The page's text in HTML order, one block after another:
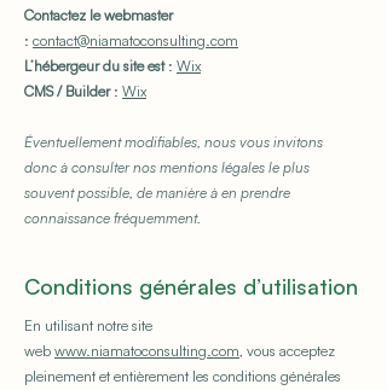
Contactez le webmaster
: contact@niamatoconsulting.com
L’hébergeur du site est: Wix
CMS / Builder: Wix
Éventuellement modifiables, nous vous invitons
donc à consulter nos mentions légales le plus
souvent possible, de manière à en prendre
connaissance fréquemment.
Conditions générales d’utilisation
En utilisant notre site
web www.niamatoconsulting.com, vous acceptez
pleinement et entièrement les conditions générales